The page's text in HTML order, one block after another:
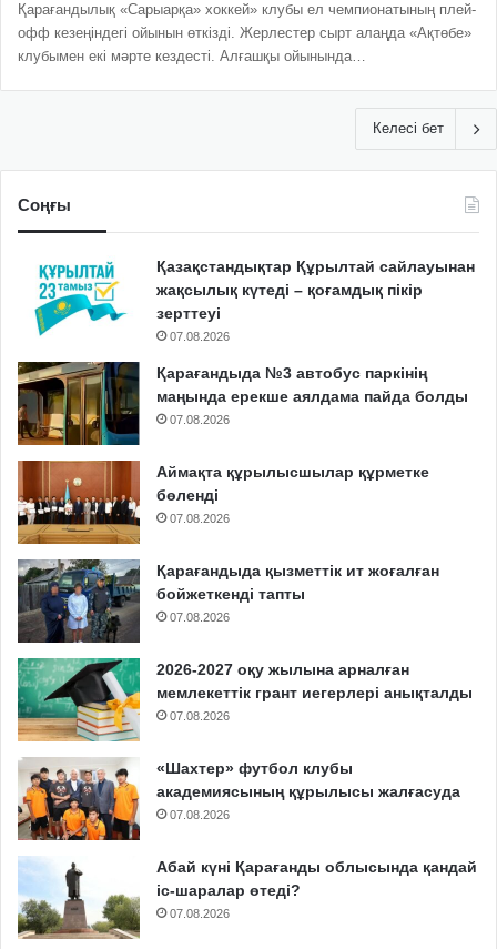
Қарағандылық «Сарыарқа» хоккей» клубы ел чемпионатының плей-
офф кезеңіндегі ойынын өткізді. Жерлестер сырт алаңда «Ақтөбе»
клубымен екі мәрте кездесті. Алғашқы ойынында…
Келесі бет
Соңғы
Қазақстандықтар Құрылтай сайлауынан
жақсылық күтеді – қоғамдық пікір
зерттеуі
07.08.2026
Қарағандыда №3 автобус паркінің
маңында ерекше аялдама пайда болды
07.08.2026
Аймақта құрылысшылар құрметке
бөленді
07.08.2026
Қарағандыда қызметтік ит жоғалған
бойжеткенді тапты
07.08.2026
2026-2027 оқу жылына арналған
мемлекеттік грант иегерлері анықталды
07.08.2026
«Шахтер» футбол клубы
академиясының құрылысы жалғасуда
07.08.2026
Абай күні Қарағанды облысында қандай
іс-шаралар өтеді?
07.08.2026